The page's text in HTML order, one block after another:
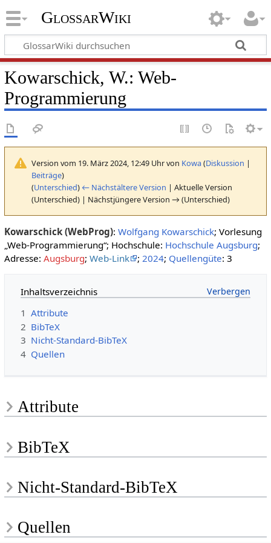
GlossarWiki
Kowarschick, W.: Web-
Programmierung
Version vom 19. März 2024, 12:49 Uhr von Kowa(Diskussion |
Beiträge)
(Unterschied) ← Nächstältere Version | Aktuelle Version
(Unterschied) | Nächstjüngere Version → (Unterschied)
Kowarschick (WebProg): Wolfgang Kowarschick; Vorlesung
„Web-Programmierung“; Hochschule: Hochschule Augsburg;
Adresse: Augsburg; Web-Link ; 2024; Quellengüte: 3
Inhaltsverzeichnis
1 Attribute
2 BibTeX
3 Nicht-Standard-BibTeX
4 Quellen
Attribute
BibTeX
Nicht-Standard-BibTeX
Quellen